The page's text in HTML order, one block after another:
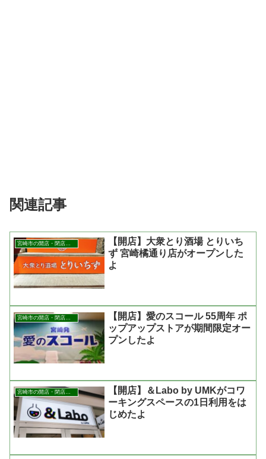
関連記事
【開店】大衆とり酒場 とりいち
ず 宮崎橘通り店がオープンした
よ
【開店】愛のスコール 55周年 ポ
ップアップストアが期間限定オー
プンしたよ
宮崎市の開店・閉店まとめ
【開店】＆Labo by UMKがコワ
ーキングスペースの1日利用をは
じめたよ